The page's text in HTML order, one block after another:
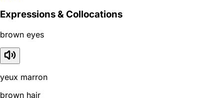
Expressions & Collocations
brown eyes
yeux marron
brown hair